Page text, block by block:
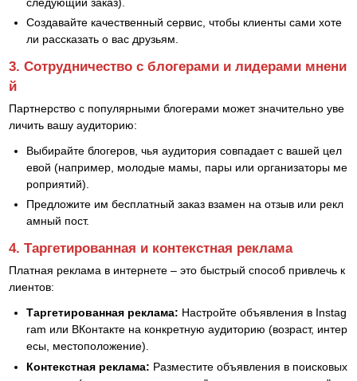
Создавайте качественный сервис, чтобы клиенты сами хоте
ли рассказать о вас друзьям.
3. Сотрудничество с блогерами и лидерами мнени
й
Партнерство с популярными блогерами может значительно уве
личить вашу аудиторию:
Выбирайте блогеров, чья аудитория совпадает с вашей цел
евой (например, молодые мамы, пары или организаторы ме
роприятий).
Предложите им бесплатный заказ взамен на отзыв или рекл
амный пост.
4. Таргетированная и контекстная реклама
Платная реклама в интернете – это быстрый способ привлечь к
лиентов:
Таргетированная реклама: Настройте объявления в Instag
ram или ВКонтакте на конкретную аудиторию (возраст, интер
есы, местоположение).
Контекстная реклама: Разместите объявления в поисковых